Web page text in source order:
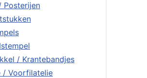
Posterijen
/ Krantebandjes
/ Voorfilatelie